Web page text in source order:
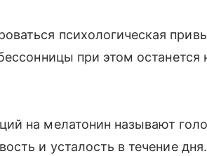
психологическая
при этом
на мелатонин называют
и усталость в течение